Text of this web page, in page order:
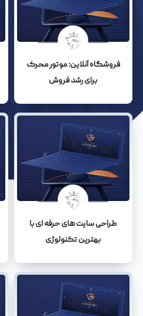
فروشگاه آنلاین: موتور محرک
برای رشد فروش
طراحی سایت های حرفه ای با
بهترین تکنولوژی